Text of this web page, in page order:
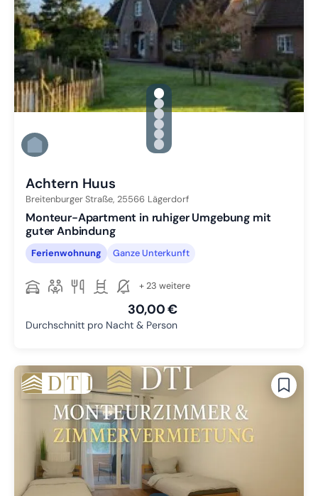
gallery.slide_selector
Zu Slide 1 wechseln
Zu Slide 2 wechseln
Zu Slide 3 wechseln
Zu Slide 4 wechseln
Zu Slide 5 wechseln
Zu Slide 6 wechseln
Achtern Huus
Breitenburger Straße, 25566 Lägerdorf
Monteur-Apartment in ruhiger Umgebung mit
guter Anbindung
Ferienwohnung Ganze Unterkunft
+ 23 weitere
30,00 €
Durchschnitt pro Nacht & Person